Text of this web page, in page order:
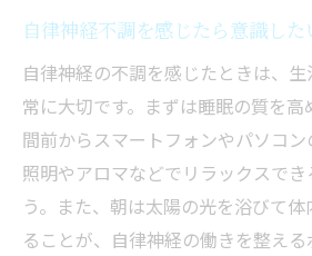
自律神経不調を感じたら意識し
自律神経の不調を感じたときは、
常に大切です。まずは睡眠の質を
間前からスマートフォンやパソコ
照明やアロマなどでリラックスで
う。また、朝は太陽の光を浴びて
ることが、自律神経の働きを整える